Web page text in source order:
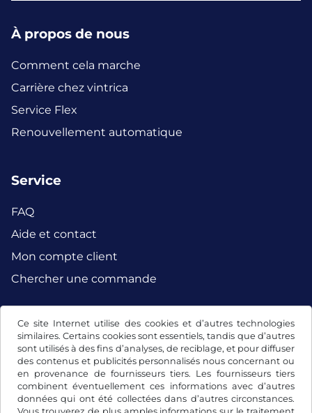
Ce site Internet utilise des cookies et d’autres technologies
similaires. Certains cookies sont essentiels, tandis que d’autres
sont utilisés à des fins d’analyses, de reciblage, et pour diffuser
des contenus et publicités personnalisés nous concernant ou
en provenance de fournisseurs tiers. Les fournisseurs tiers
combinent éventuellement ces informations avec d’autres
données qui ont été collectées dans d’autres circonstances.
À propos de nous
Comment cela marche
Carrière chez vintrica
Service Flex
Renouvellement automatique
Service
FAQ
Aide et contact
Mon compte client
Chercher une commande
Facebook Instagram